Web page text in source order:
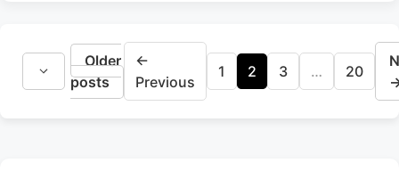
Older
posts
←
Previous
Page
1 Page
2 Page
3 … Page
20